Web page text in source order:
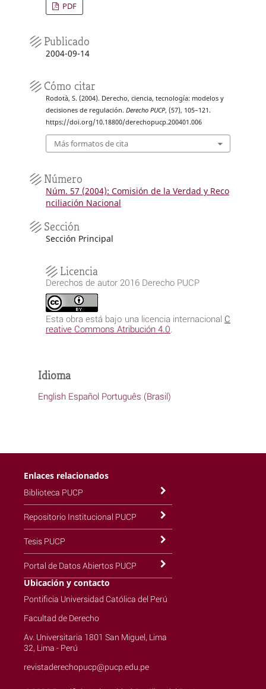
PDF
Publicado
2004-09-14
Cómo citar
Rodotà, S. (2004). Derecho, ciencia, tecnología: modelos y
decisiones de regulación. Derecho PUCP, (57), 105–121.
https://doi.org/10.18800/derechopucp.200401.006
Más formatos de cita
Número
Núm. 57 (2004): Comisión de la Verdad y Reco
nciliación Nacional
Sección
Sección Principal
Licencia
Derechos de autor 2016 Derecho PUCP
Esta obra está bajo una licencia internacional C
reative Commons Atribución 4.0
Idioma
English Español Português (Brasil)
Enlaces relacionados
Biblioteca PUCP
Repositorio Institucional PUCP
Tesis PUCP
Portal de Datos Abiertos PUCP
Ubicación y contacto
Pontificia Universidad Católica del Perú
Facultad de Derecho
Av. Universitaria 1801 San Miguel, Lima
32, Lima - Perú
revistaderechopucp@pucp.edu.pe